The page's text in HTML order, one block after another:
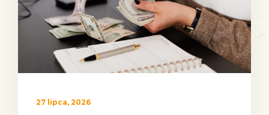
27 lipca, 2026